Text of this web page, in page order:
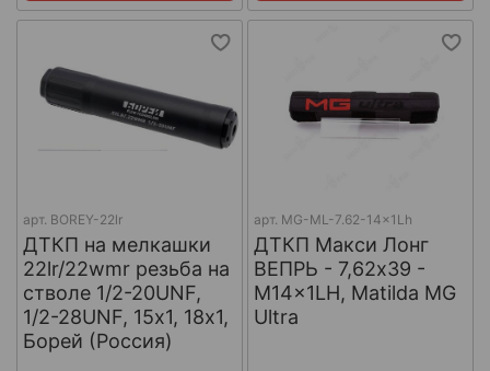
арт. BOREY-22lr
ДТКП на мелкашки
22lr/22wmr резьба на
стволе 1/2-20UNF,
1/2-28UNF, 15х1, 18х1,
Борей (Россия)
арт. MG-ML-7.62-14x1Lh
ДТКП Макси Лонг
ВЕПРЬ - 7,62x39 -
M14x1LH, Matilda MG
Ultra